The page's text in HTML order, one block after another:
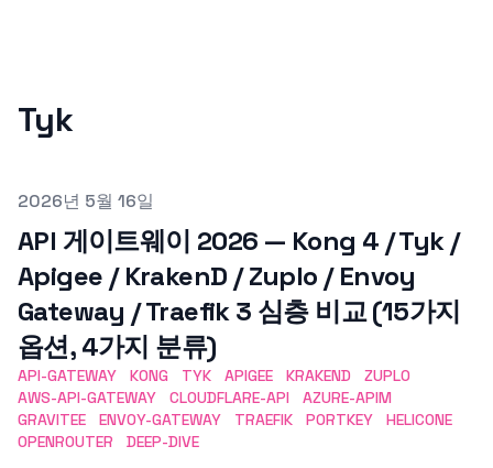
Tyk
Published on
2026년 5월 16일
API 게이트웨이 2026 — Kong 4 / Tyk /
Apigee / KrakenD / Zuplo / Envoy
Gateway / Traefik 3 심층 비교 (15가지
옵션, 4가지 분류)
API-GATEWAY KONG TYK APIGEE KRAKEND
ZUPLO
AWS-API-GATEWAY
CLOUDFLARE-API
AZURE-APIM
GRAVITEE
ENVOY-GATEWAY TRAEFIK PORTKEY
HELICONE
OPENROUTER
DEEP-DIVE